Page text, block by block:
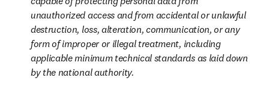
unauthorized access and from accidental or unlawful
destruction, loss, alteration, communication, or any
form of improper or illegal treatment, including
applicable minimum technical standards as laid down
by the national authority.